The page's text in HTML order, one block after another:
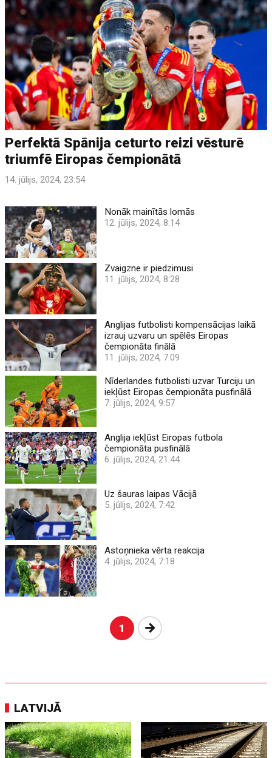
Perfektā Spānija ceturto reizi vēsturē
triumfē Eiropas čempionātā
14. jūlijs, 2024, 23:54
Nonāk mainītās lomās
12. jūlijs, 2024, 8:14
Zvaigzne ir piedzimusi
11. jūlijs, 2024, 8:28
Anglijas futbolisti kompensācijas laikā
izrauj uzvaru un spēlēs Eiropas
čempionāta finālā
11. jūlijs, 2024, 7:09
Nīderlandes futbolisti uzvar Turciju un
iekļūst Eiropas čempionāta pusfinālā
7. jūlijs, 2024, 9:57
Anglija iekļūst Eiropas futbola
čempionāta pusfinālā
6. jūlijs, 2024, 21:44
Uz šauras laipas Vācijā
5. jūlijs, 2024, 7:42
Astoņnieka vērta reakcija
4. jūlijs, 2024, 7:18
1 Nākošā
LATVIJĀ